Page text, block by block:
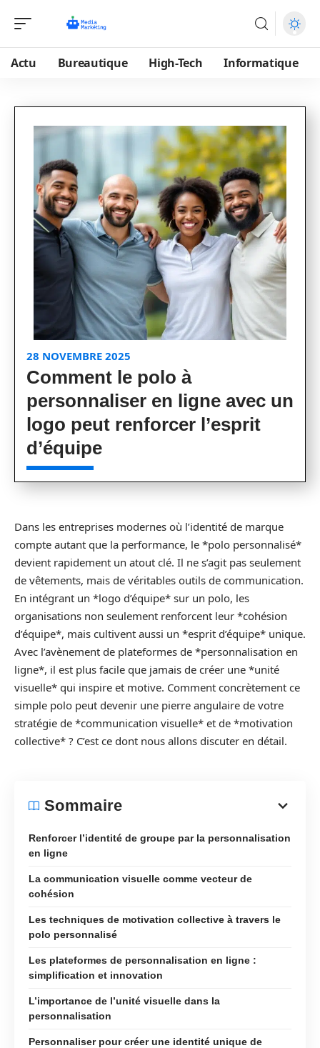
Actu Bureautique High-Tech Informatique
28 NOVEMBRE 2025
Comment le polo à
personnaliser en ligne avec un
logo peut renforcer l’esprit
d’équipe
Dans les entreprises modernes où l’identité de marque
compte autant que la performance, le *polo personnalisé*
devient rapidement un atout clé. Il ne s’agit pas seulement
de vêtements, mais de véritables outils de communication.
En intégrant un *logo d’équipe* sur un polo, les
organisations non seulement renforcent leur *cohésion
d’équipe*, mais cultivent aussi un *esprit d’équipe* unique.
Avec l’avènement de plateformes de *personnalisation en
ligne*, il est plus facile que jamais de créer une *unité
visuelle* qui inspire et motive. Comment concrètement ce
simple polo peut devenir une pierre angulaire de votre
stratégie de *communication visuelle* et de *motivation
collective* ? C’est ce dont nous allons discuter en détail.
Sommaire
Renforcer l’identité de groupe par la personnalisation
en ligne
La communication visuelle comme vecteur de
cohésion
Les techniques de motivation collective à travers le
polo personnalisé
Les plateformes de personnalisation en ligne :
simplification et innovation
L’importance de l’unité visuelle dans la
personnalisation
Personnaliser pour créer une identité unique de